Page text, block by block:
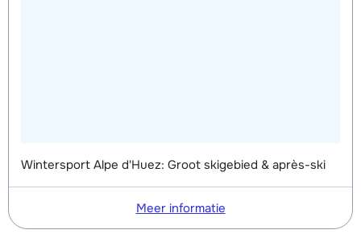
Wintersport Alpe d'Huez: Groot skigebied & après-ski
Meer informatie